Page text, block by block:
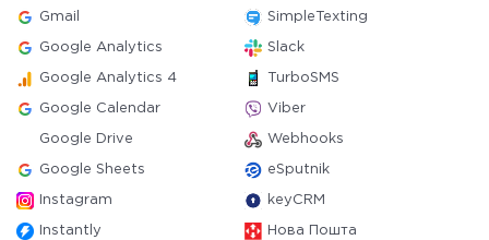
Gmail SimpleTexting
Google Analytics Slack
Google Analytics 4 TurboSMS
Google Calendar Viber
Google Drive Webhooks
Google Sheets eSputnik
Instagram keyCRM
Instantly Нова Пошта